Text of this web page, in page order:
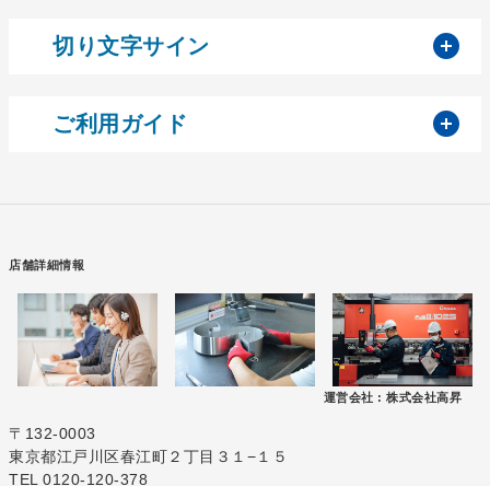
切り文字サイン
ご利用ガイド
店舗詳細情報
運営会社 : 株式会社高昇
〒132-0003
東京都江戸川区春江町２丁目３１−１５
TEL 0120-120-378